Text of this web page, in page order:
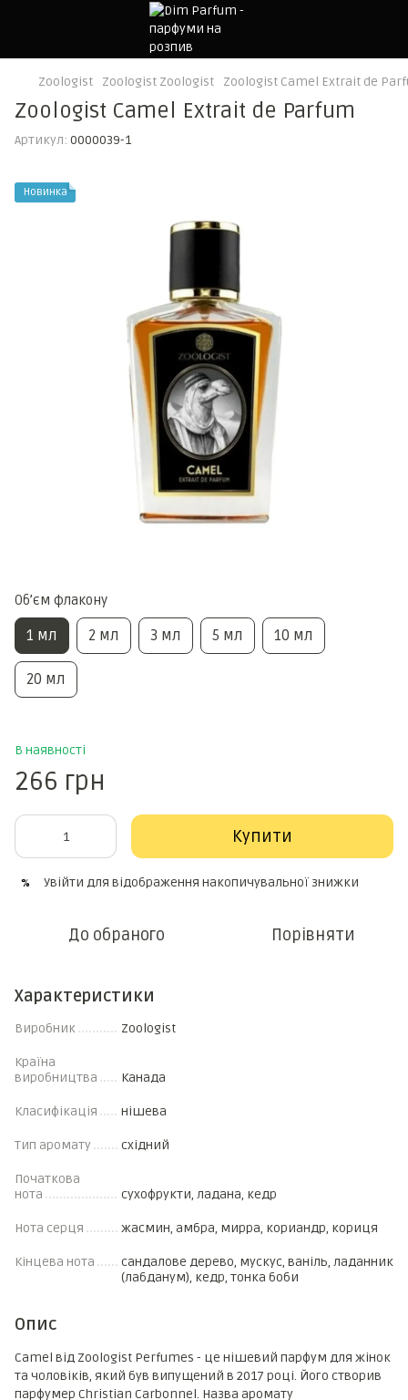
Zoologist Zoologist Zoologist Zoologist Camel Extrait de
Zoologist Camel Extrait de Parfum
Артикул: 0000039-1
Новинка
Обʼєм флакону
1 мл 2 мл 3 мл 5 мл 10 мл
20 мл
В наявності
266 грн
Купити
% Увійти для відображення накопичувальної знижки
До обраного Порівняти
Характеристики
Виробник Zoologist
Країна
виробництва
Канада
Класифікація нішева
Тип аромату східний
Початкова
нота
сухофрукти, ладана, кедр
Нота серця жасмин, амбра, мирра, кориандр, кориця
Кінцева нота
сандалове дерево, мускус, ваніль, ладанник
(лабданум), кедр, тонка боби
Опис
Camel від Zoologist Perfumes - це нішевий парфум для жінок
та чоловіків, який був випущений в 2017 році. Його створив
парфумер Christian Carbonnel. Назва аромату